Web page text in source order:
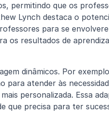
permitindo que os
Lynch destaca o
para se
os resultados de
dinâmicos. Por
para atender às
personalizada. Essa
que precisa para ter